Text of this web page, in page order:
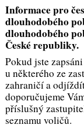
Informace pro
dlouhodobého
dlouhodobého
České republiky.
Pokud jste
u některého ze
zahraničí a
doporučujeme
příslušný
seznamu voličů.